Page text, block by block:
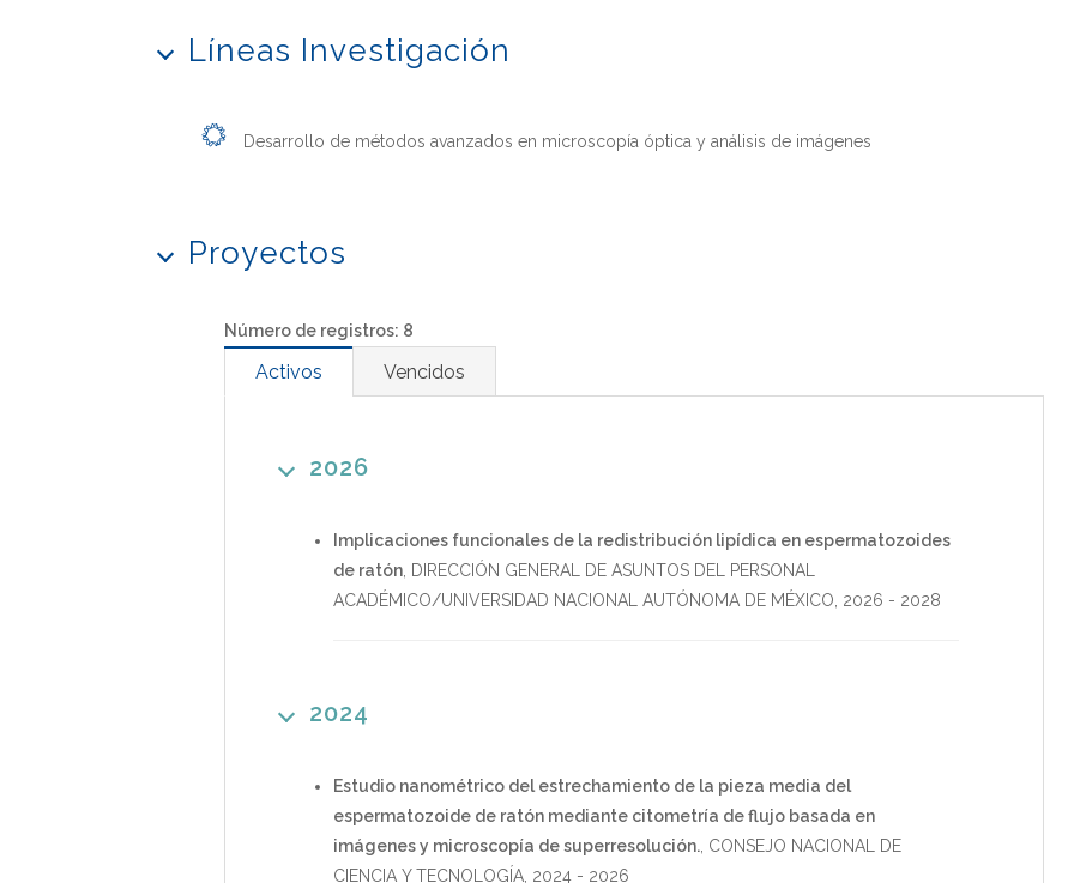
Líneas Investigación
Desarrollo de métodos avanzados en microscopía óptica y análisis de imágenes
Proyectos
Número de registros: 8
Activos Vencidos
2026
Implicaciones funcionales de la redistribución lipídica en espermatozoides
de ratón DIRECCIÓN GENERAL DE ASUNTOS DEL PERSONAL
ACADÉMICO/UNIVERSIDAD NACIONAL AUTÓNOMA DE MÉXICO 2026 - 2028
2024
Estudio nanométrico del estrechamiento de la pieza media del
espermatozoide de ratón mediante citometría de flujo basada en
imágenes y microscopía de superresolución. CONSEJO NACIONAL DE
CIENCIA Y TECNOLOGÍA 2024 - 2026